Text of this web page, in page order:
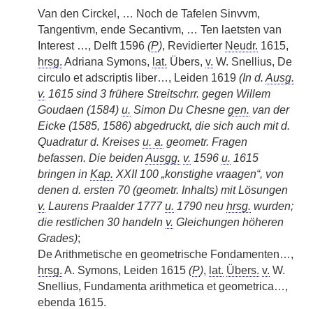
Van den Circkel, … Noch de Tafelen Sinvvm,
Tangentivm, ende Secantivm, … Ten laetsten van
Interest …, Delft 1596 (P), Revidierter Neudr. 1615,
hrsg. Adriana Symons, lat. Übers, v. W. Snellius, De
circulo et adscriptis liber…, Leiden 1619 (In d. Ausg.
v. 1615 sind 3 frühere Streitschrr. gegen Willem
Goudaen (1584) u. Simon Du Chesne gen. van der
Eicke (1585, 1586) abgedruckt, die sich auch mit d.
Quadratur d. Kreises u. a. geometr. Fragen
befassen. Die beidenAusgg. v. 1596 u. 1615
bringen in Kap. XXII 100 „konstighe vraagen“, von
denen d. ersten 70 (geometr. Inhalts) mit Lösungen
v. Laurens Praalder 1777u. 1790 neu hrsg. wurden;
die restlichen 30 handeln v. Gleichungen höheren
Grades);
De Arithmetische en geometrische Fondamenten…,
hrsg. A. Symons, Leiden 1615 (P), lat. Übers. v. W.
Snellius, Fundamenta arithmetica et geometrica…,
ebenda 1615.